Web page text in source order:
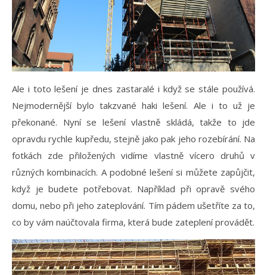
Ale i toto lešení je dnes zastaralé i když se stále používá.
Nejmodernější bylo takzvané haki lešení. Ale i to už je
překonané. Nyní se lešení vlastně skládá, takže to jde
opravdu rychle kupředu, stejně jako pak jeho rozebírání. Na
fotkách zde přiložených vidíme vlastně vícero druhů v
různých kombinacích. A podobné lešení si můžete zapůjčit,
když je budete potřebovat. Například při opravě svého
domu, nebo při jeho zateplování. Tím pádem ušetříte za to,
co by vám naúčtovala firma, která bude zateplení provádět.